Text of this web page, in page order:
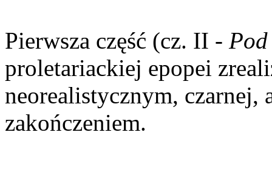
Pierwsza część (cz. II -
proletariackiej epopei
neorealistycznym, czarnej,
zakończeniem.